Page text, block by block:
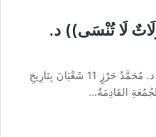
لَا تُنْسَى)) د.
خُطْبَةُ الجُمُعَةِ القَادِمَةُ : ((بُطُولَاتٌ لَا تُنْسَى)) د. مُحَمَّدُ حَرْزٍ 11 شَعْبَانَ بِتَارِيخِ